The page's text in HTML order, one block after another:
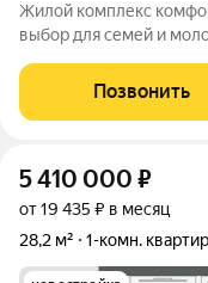
Жилой комплекс комфорт-
выбор для семей и
-Космонавта Беляева
гармонично вписан в
Позвонить
5 410 000 ₽
от 19 435 ₽ в месяц
28,2 м²
1-комн.